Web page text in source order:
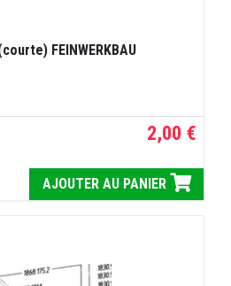
FEINWERKBAU
2,00 €
AJOUTER AU PANIER